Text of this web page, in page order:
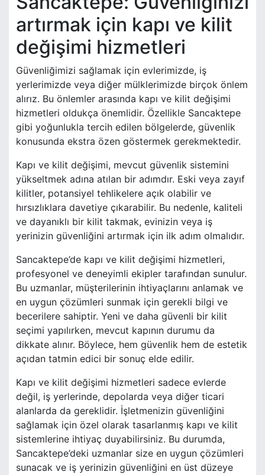
artırmak için kapı ve kilit
değişimi hizmetleri
Güvenliğimizi sağlamak için evlerimizde, iş
yerlerimizde veya diğer mülklerimizde birçok önlem
alırız. Bu önlemler arasında kapı ve kilit değişimi
hizmetleri oldukça önemlidir. Özellikle Sancaktepe
gibi yoğunlukla tercih edilen bölgelerde, güvenlik
konusunda ekstra özen göstermek gerekmektedir.
Kapı ve kilit değişimi, mevcut güvenlik sistemini
yükseltmek adına atılan bir adımdır. Eski veya zayıf
kilitler, potansiyel tehlikelere açık olabilir ve
hırsızlıklara davetiye çıkarabilir. Bu nedenle, kaliteli
ve dayanıklı bir kilit takmak, evinizin veya iş
yerinizin güvenliğini artırmak için ilk adım olmalıdır.
Sancaktepe’de kapı ve kilit değişimi hizmetleri,
profesyonel ve deneyimli ekipler tarafından sunulur.
Bu uzmanlar, müşterilerinin ihtiyaçlarını anlamak ve
en uygun çözümleri sunmak için gerekli bilgi ve
becerilere sahiptir. Yeni ve daha güvenli bir kilit
seçimi yapılırken, mevcut kapının durumu da
dikkate alınır. Böylece, hem güvenlik hem de estetik
açıdan tatmin edici bir sonuç elde edilir.
Kapı ve kilit değişimi hizmetleri sadece evlerde
değil, iş yerlerinde, depolarda veya diğer ticari
alanlarda da gereklidir. İşletmenizin güvenliğini
sağlamak için özel olarak tasarlanmış kapı ve kilit
sistemlerine ihtiyaç duyabilirsiniz. Bu durumda,
Sancaktepe’deki uzmanlar size en uygun çözümleri
sunacak ve iş yerinizin güvenliğini en üst düzeye